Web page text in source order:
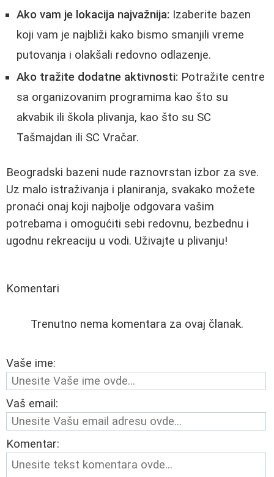
Ako vam je lokacija najvažnija: Izaberite bazen
koji vam je najbliži kako bismo smanjili vreme
putovanja i olakšali redovno odlazenje.
Ako tražite dodatne aktivnosti: Potražite centre
sa organizovanim programima kao što su
akvabik ili škola plivanja, kao što su SC
Tašmajdan ili SC Vračar.
Beogradski bazeni nude raznovrstan izbor za sve.
Uz malo istraživanja i planiranja, svakako možete
pronaći onaj koji najbolje odgovara vašim
potrebama i omogućiti sebi redovnu, bezbednu i
ugodnu rekreaciju u vodi. Uživajte u plivanju!
Komentari
Trenutno nema komentara za ovaj članak.
Vaše ime:
Vaš email:
Komentar: